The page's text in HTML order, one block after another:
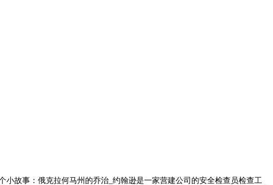
故事：俄克拉何马州的乔治_ 约翰逊是一家营建公司的安全检查员检查工